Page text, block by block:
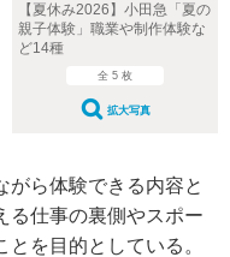
【夏休み2026】小田急「夏の
親子体験」職業や制作体験な
ど14種
全 5 枚
拡大写真
がら体験できる内容と
る仕事の裏側やスポー
を目的としている。